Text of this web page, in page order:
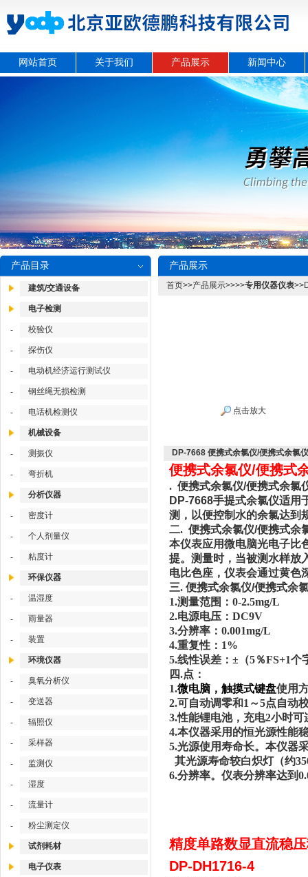
网站首页 关于我们 产品展示 新闻中心
产品目录
建筑/交通设备
电子检测
- 校验仪
- 探伤仪
- 电动机经济运行测试仪
- 钢丝绳无损检测
- 电话机检测仪
机械设备
- 测振仪
- 弯折机
分析仪器
- 密度计
- 个人剂量仪
- 粘度计
环保仪器
- 温湿度
- 雨量器
- 装置
环境仪器
- 臭氧分析仪
- 变送器
- 辐照仪
- 采样器
- 监测仪
- 湿度
- 流量计
- 粉尘测定仪
试剂耗材
电子仪表
产品展示
首页>>产品展示>>>>专用仪器仪表
点击放大
DP-7668 便携式余氯仪/便携式余氯
便携式余氯仪/便携式
. 便携式余氯仪/便携式余氯
DP-7668手提式余氯仪适用
测，以便控制水的余氯达到
二. 便携式余氯仪/便携式余
本仪表应用微电脑光电子比
提。测量时，当被测水样放
电比色座，仪表会通过黄色
三. 便携式余氯仪/便携式余
1.测量范围：0-
2.电源电压：DC9V
3.分辨率：0.001mg/L
4.重复性：1%
5.线性误差：±（5％FS+1
四.点：
1.微电脑，触摸式键盘使用
2.可自动调零和1 ～5点自动
3.性能锂电池，充电2小时
4.本仪器采用的恒光源性能
5.光源使用寿命长。本仪器
其光源寿命较白炽灯（约
6.分辨率。仪表分辨率达到
精度单路数显直流稳
DP-DH1716-4